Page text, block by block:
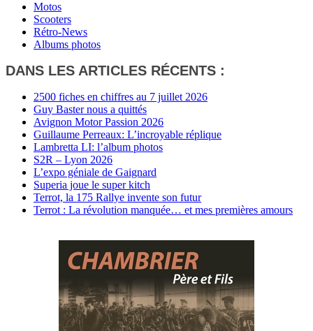
Motos
Scooters
Rétro-News
Albums photos
DANS LES ARTICLES RÉCENTS :
2500 fiches en chiffres au 7 juillet 2026
Guy Baster nous a quittés
Avignon Motor Passion 2026
Guillaume Perreaux: L’incroyable réplique
Lambretta LI: l’album photos
S2R – Lyon 2026
L’expo géniale de Gaignard
Superia joue le super kitch
Terrot, la 175 Rallye invente son futur
Terrot : La révolution manquée… et mes premières amours